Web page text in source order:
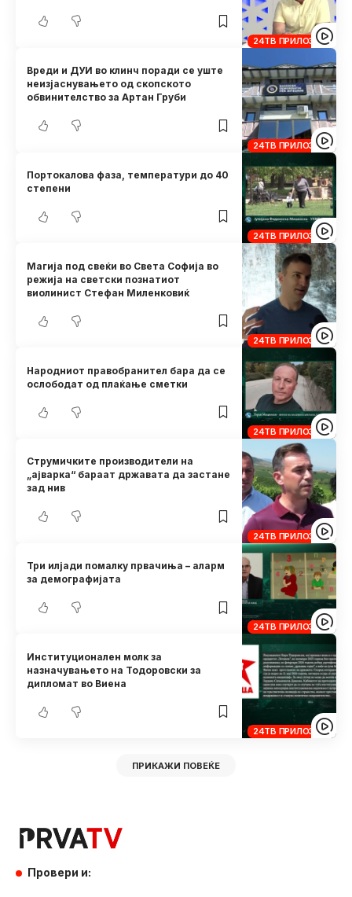
24ТВ ПРИЛОЗИ
24ТВ ПРИЛОЗИ
Вреди и ДУИ во клинч поради се уште
неизјаснувањето од скопското
обвинителство за Артан Груби
24ТВ ПРИЛОЗИ
Портокалова фаза, температури до 40
степени
24ТВ ПРИЛОЗИ
Магија под свеќи во Света Софија во
режија на светски познатиот
виолинист Стефан Миленковиќ
24ТВ ПРИЛОЗИ
Народниот правобранител бара да се
ослободат од плаќање сметки
24ТВ ПРИЛОЗИ
Струмичките производители на
„ајварка“ бараат државата да застане
зад нив
24ТВ ПРИЛОЗИ
Три илјади помалку првачиња – аларм
за демографијата
24ТВ ПРИЛОЗИ
Институционален молк за
назначувањето на Тодоровски за
дипломат во Виена
ПРИКАЖИ ПОВЕЌЕ
Провери и: